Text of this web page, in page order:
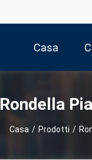
Casa
Rondella
Casa / Prodotti /